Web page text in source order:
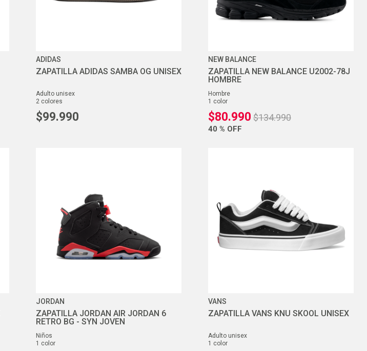
ADIDAS
ZAPATILLA ADIDAS SAMBA OG UNISEX
adulto unisex
2 colores
$99.990
NEW BALANCE
ZAPATILLA NEW BALANCE U2002-78J
HOMBRE
hombre
1 color
$80.990 $134.990
40 % OFF
JORDAN
ZAPATILLA JORDAN AIR JORDAN 6
RETRO BG - SYN JOVEN
niños
1 color
VANS
ZAPATILLA VANS KNU SKOOL UNISEX
adulto unisex
1 color